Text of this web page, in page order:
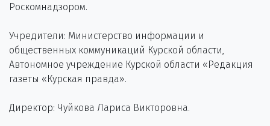
Роскомнадзором.
Учредители: Министерство информации и
общественных коммуникаций Курской области,
Автономное учреждение Курской области «Редакция
газеты «Курская правда».
Директор: Чуйкова Лариса Викторовна.